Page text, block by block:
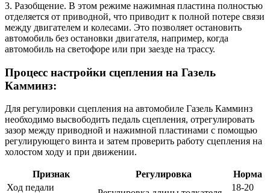
3. Разобщение. В этом режиме нажимная пластина полностью
отделяется от приводной, что приводит к полной потере связи
между двигателем и колесами. Это позволяет остановить
автомобиль без остановки двигателя, например, когда
автомобиль на светофоре или при заезде на трассу.
Процесс настройки сцепления на Газель
Камминз:
Для регулировки сцепления на автомобиле Газель Камминз
необходимо высвободить педаль сцепления, отрегулировать
зазор между приводной и нажимной пластинами с помощью
регулирующего винта и затем проверить работу сцепления на
холостом ходу и при движении.
Признак Регулировка
Норма
Ход педали
18-20